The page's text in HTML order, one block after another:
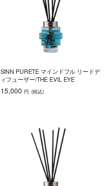
SINN PURETE マインドフル リードデ
ィフューザー/THE EVIL EYE
15,000 円 (税込)